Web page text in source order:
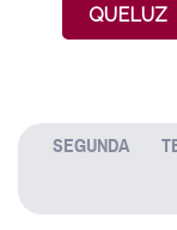
QUELUZ
SEGUNDA